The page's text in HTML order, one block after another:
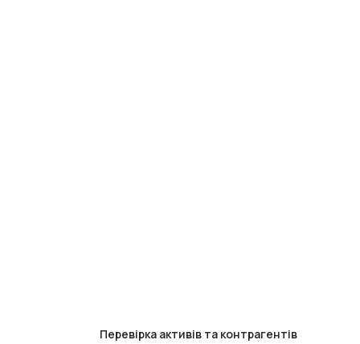
Перевірка активів та контрагентів